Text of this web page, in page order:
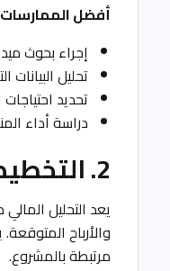
أفضل
إجراء بحوث
تحليل البيانات
تحديد
دراسة أداء
2. التخطيط المالي الشامل
يعد التحليل
والأرباح
مرتبطة بالمشروع.